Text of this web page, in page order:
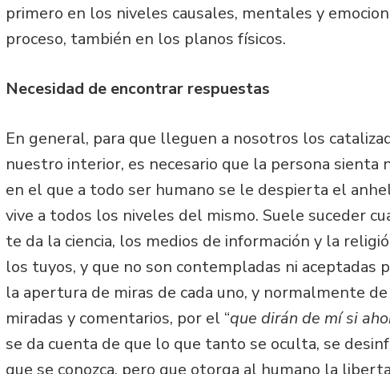
primero en los niveles causales, mentales y
proceso, también en los planos físicos.
Necesidad de encontrar respuestas
En general, para que lleguen a nosotros los
nuestro interior, es necesario que la persona
en el que a todo ser humano se le despierta el
vive a todos los niveles del mismo. Suele suceder
te da la ciencia, los medios de información y la
los tuyos, y que no son contempladas ni aceptadas
la apertura de miras de cada uno, y normalmente
miradas y comentarios, por el “que dirán de mí si
se da cuenta de que lo que tanto se oculta, se
que se conozca, pero que otorga al humano la